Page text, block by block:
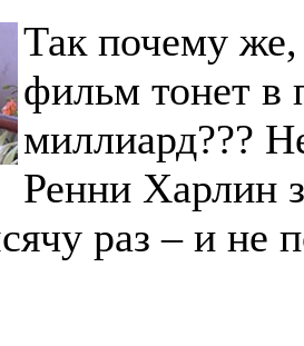
Так почему
фильм тонет в
миллиард???
Ренни Харлин
раз – и не